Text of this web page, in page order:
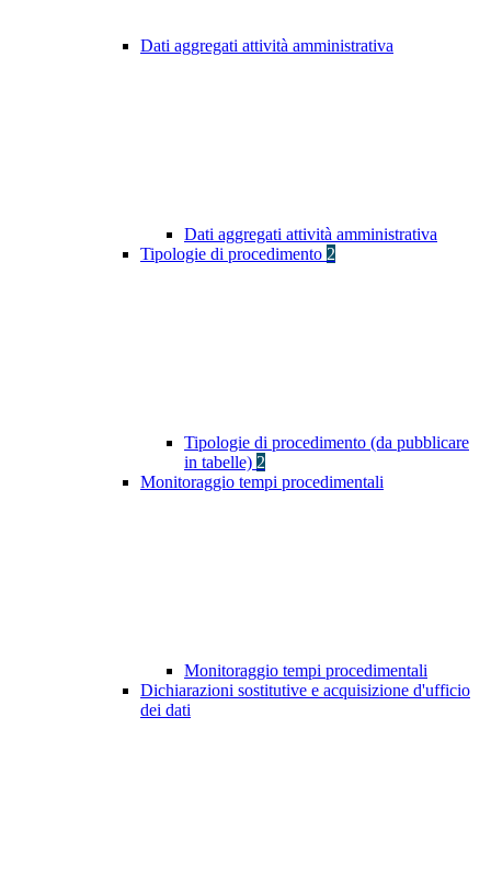
Dati aggregati attività amministrativa
Dati aggregati attività amministrativa
Tipologie di procedimento 2
Tipologie di procedimento (da pubblicare
in tabelle) 2
Monitoraggio tempi procedimentali
Monitoraggio tempi procedimentali
Dichiarazioni sostitutive e acquisizione d'ufficio
dei dati